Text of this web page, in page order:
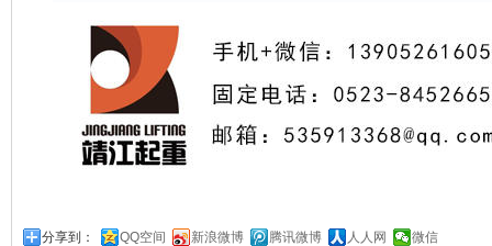
分享到： QQ空间 新浪微博 腾讯微博 人人网 微信